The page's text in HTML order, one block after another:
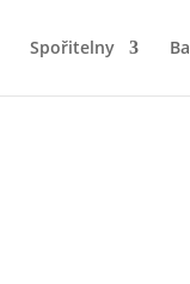
Spořitelny